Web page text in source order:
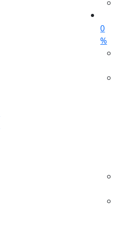
0
%